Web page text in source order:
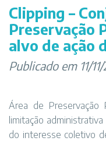
Clipping –
Preservação
alvo de ação
Publicado em 11/
Área de Preservação
limitação
do interesse coletivo